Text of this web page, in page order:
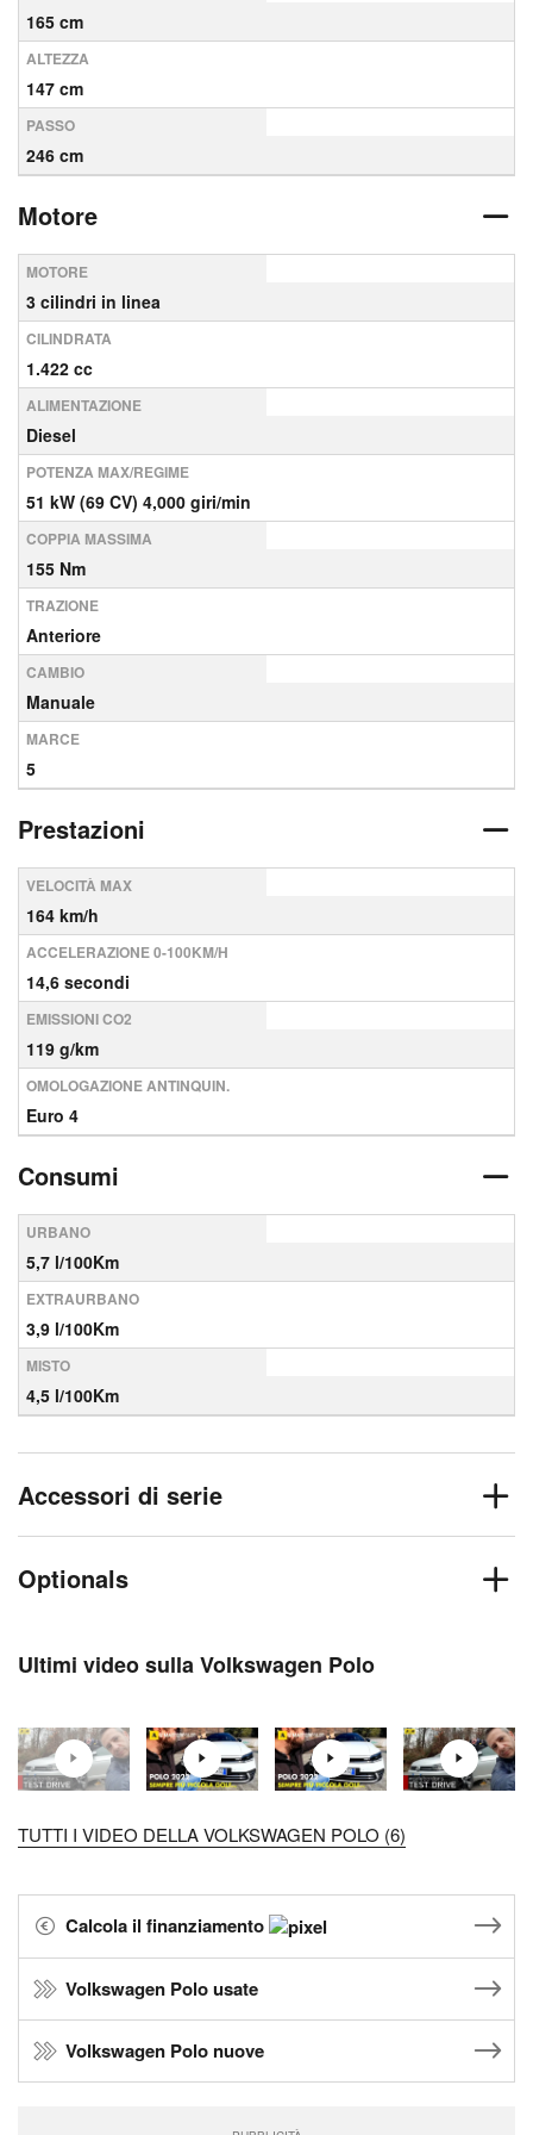
165 cm
ALTEZZA
147 cm
PASSO
246 cm
Motore
MOTORE
3 cilindri in linea
CILINDRATA
1.422 cc
ALIMENTAZIONE
Diesel
POTENZA MAX/REGIME
51 kW (69 CV) 4,000 giri/min
COPPIA MASSIMA
155 Nm
TRAZIONE
Anteriore
CAMBIO
Manuale
MARCE
5
Prestazioni
VELOCITÀ MAX
164 km/h
ACCELERAZIONE 0-100KM/H
14,6 secondi
EMISSIONI CO2
119 g/km
OMOLOGAZIONE ANTINQUIN.
Euro 4
Consumi
URBANO
5,7 l/100Km
EXTRAURBANO
3,9 l/100Km
MISTO
4,5 l/100Km
Accessori di serie
Optionals
Ultimi video sulla Volkswagen Polo
TUTTI I VIDEO DELLA VOLKSWAGEN POLO (6)
Calcola il finanziamento
Volkswagen Polo usate
Volkswagen Polo nuove